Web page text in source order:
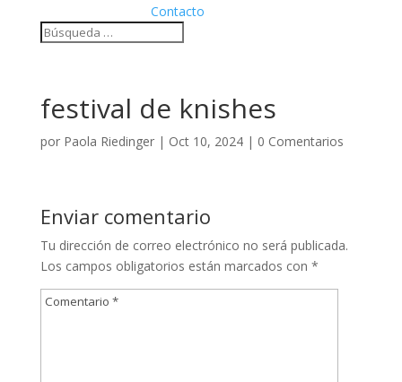
Contacto
festival de knishes
por Paola Riedinger| Oct 10, 2024| 0 Comentarios
Enviar comentario
Tu dirección de correo electrónico no será publicada.
Los campos obligatorios están marcados con *